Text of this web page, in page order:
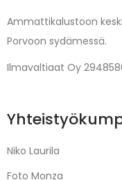
Ammattikalustoon
Porvoon sydämessä.
Ilmavaltiaat Oy
Niko Laurila
Foto Monza